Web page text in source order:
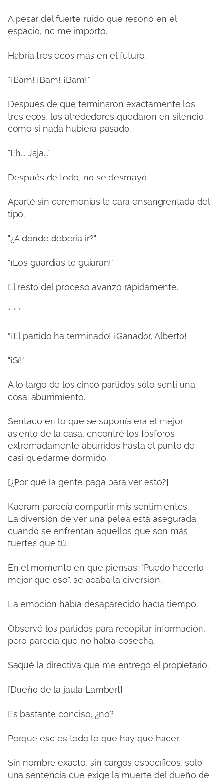
A pesar del fuerte ruido que resonó en el
espacio, no me importó.
Habría tres ecos más en el futuro.
*¡Bam! ¡Bam! ¡Bam!*
Después de que terminaron exactamente los
tres ecos, los alrededores quedaron en silencio
como si nada hubiera pasado.
"Eh... Jaja..."
Después de todo, no se desmayó.
Aparté sin ceremonias la cara ensangrentada del
tipo.
"¿A donde debería ir?"
"¡Los guardias te guiarán!"
El resto del proceso avanzó rápidamente.
* * *
“¡El partido ha terminado! ¡Ganador, Alberto!
"¡Sí!"
A lo largo de los cinco partidos sólo sentí una
cosa: aburrimiento.
Sentado en lo que se suponía era el mejor
asiento de la casa, encontré los fósforos
extremadamente aburridos hasta el punto de
casi quedarme dormido.
[¿Por qué la gente paga para ver esto?]
Kaeram parecía compartir mis sentimientos.
La diversión de ver una pelea está asegurada
cuando se enfrentan aquellos que son más
fuertes que tú.
En el momento en que piensas: "Puedo hacerlo
mejor que eso", se acaba la diversión.
La emoción había desaparecido hacía tiempo.
Observé los partidos para recopilar información,
pero parecía que no había cosecha.
Saqué la directiva que me entregó el propietario.
[Dueño de la jaula Lambert]
Es bastante conciso, ¿no?
Porque eso es todo lo que hay que hacer.
Sin nombre exacto, sin cargos específicos, sólo
una sentencia que exige la muerte del dueño de